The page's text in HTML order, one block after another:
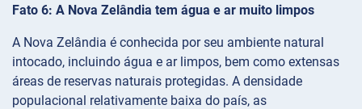
Fato 6: A Nova Zelândia tem água e ar muito limpos
A Nova Zelândia é conhecida por seu ambiente natural
intocado, incluindo água e ar limpos, bem como extensas
áreas de reservas naturais protegidas. A densidade
populacional relativamente baixa do país, as